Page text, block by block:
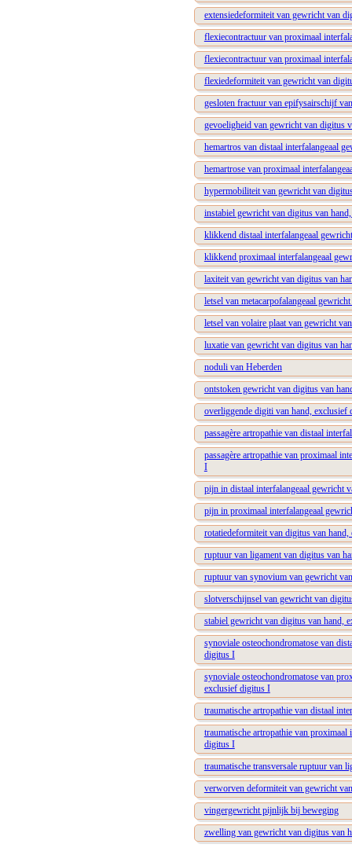
extensiedeformiteit van gewricht van
flexiecontractuur van proximaal
flexiecontractuur van proximaal
flexiedeformiteit van gewricht van
gesloten fractuur van epifysairschijf
gevoeligheid van gewricht van digitus
hemartros van distaal interfalangeaal
hemartrose van proximaal
hypermobiliteit van gewricht van
instabiel gewricht van digitus van
klikkend distaal interfalangeaal
klikkend proximaal interfalangeaal
laxiteit van gewricht van digitus van
letsel van metacarpofalangeaal
letsel van volaire plaat van gewricht
luxatie van gewricht van digitus van
noduli van Heberden
ontstoken gewricht van digitus van
overliggende digiti van hand, exclusief
passagère artropathie van distaal
passagère artropathie van proximaal
I
pijn in distaal interfalangeaal gewricht
pijn in proximaal interfalangeaal
rotatiedeformiteit van digitus van
ruptuur van ligament van digitus van
ruptuur van synovium van gewricht
slotverschijnsel van gewricht van
stabiel gewricht van digitus van hand,
synoviale osteochondromatose van
digitus I
synoviale osteochondromatose van
exclusief digitus I
traumatische artropathie van distaal
traumatische artropathie van
digitus I
traumatische transversale ruptuur van
verworven deformiteit van gewricht
vingergewricht pijnlijk bij beweging
zwelling van gewricht van digitus van